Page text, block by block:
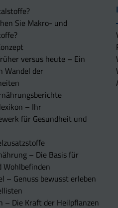
Sie Makro- und
versus heute – Ein
Wandel der
– Ihr
für Gesundheit und
– Die Basis für
– Genuss bewusst erleben
– Die Kraft der Heilpflanzen